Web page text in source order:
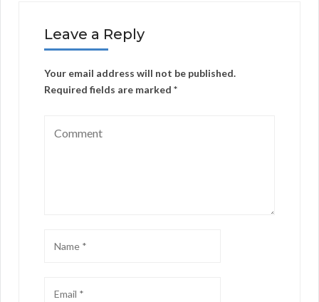
Leave a Reply
Your email address will not be published.
Required fields are marked *